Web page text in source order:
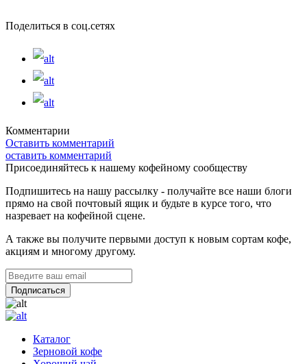
Поделиться в соц.сетях
Комментарии
Оставить комментарий
оставить комментарий
Присоединяйтесь к нашему кофейному сообществу
Подпишитесь на нашу рассылку - получайте все наши блоги
прямо на свой почтовый ящик и будьте в курсе того, что
назревает на кофейной сцене.
А также вы получите первыми доступ к новым сортам кофе,
акциям и многому другому.
Каталог
Зерновой кофе